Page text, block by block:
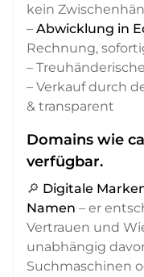
kein
– Abwicklung in
Rechnung,
–
– Verkauf durch
& transparent
Domains wie
verfügbar.
🔎 Digitale
Namen – er
Vertrauen und
unabhängig
Suchmaschinen